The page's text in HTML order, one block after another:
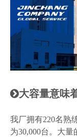
大容量意味
我厂拥有220名熟
为30,000台。大